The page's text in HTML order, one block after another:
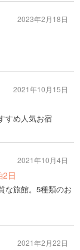
2023年2月18日
すめ人気お宿
2021年10月15日
日
な旅館。5種類のお
2021年10月4日
2021年2月22日